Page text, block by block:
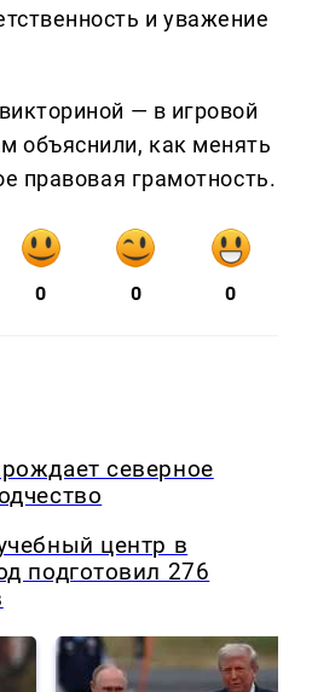
и уважение
— в игровой
объяснили, как менять
правовая грамотность.
0 0 0
северное
центр в
подготовил 276